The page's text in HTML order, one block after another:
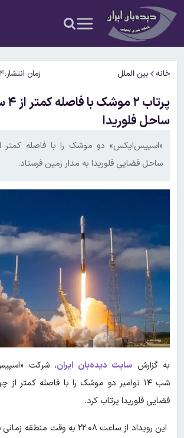
خانه بین الملل زمان انتشار:۲۴
ساحل فلوریدا
«اسپیس‌ایکس» دو موشک را با فاصله کمتر
ساحل فضایی فلوریدا به مدار زمین فرستاد.
به گزارش سایت دیده‌بان ایران
شب ۱۴ نوامبر دو موشک را با فاصله کمتر
فضایی فلوریدا پرتاب کرد.
این رویداد از ساعت ۲۲:۰۸ به